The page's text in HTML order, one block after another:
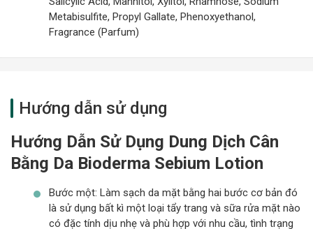
Metabisulfite, Propyl Gallate, Phenoxyethanol,
Fragrance (Parfum)
Hướng dẫn sử dụng
Hướng Dẫn Sử Dụng Dung Dịch Cân
Bằng Da Bioderma Sebium Lotion
Bước một: Làm sạch da mặt bằng hai bước cơ bản đó
là sử dụng bất kì một loại tẩy trang và sữa rửa mặt nào
có đặc tính dịu nhẹ và phù hợp với nhu cầu, tình trạng